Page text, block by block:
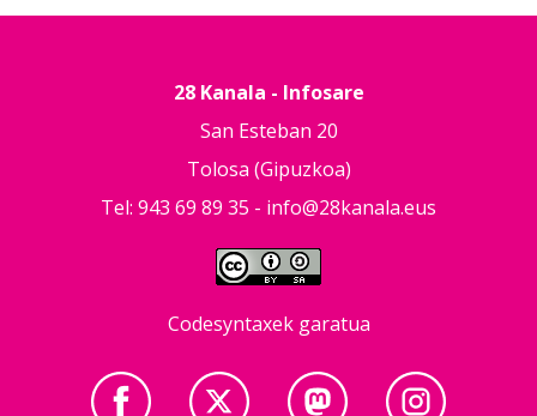
28 Kanala - Infosare
San Esteban 20
Tolosa (Gipuzkoa)
Tel: 943 69 89 35 - info@28kanala.eus
Codesyntaxek garatua